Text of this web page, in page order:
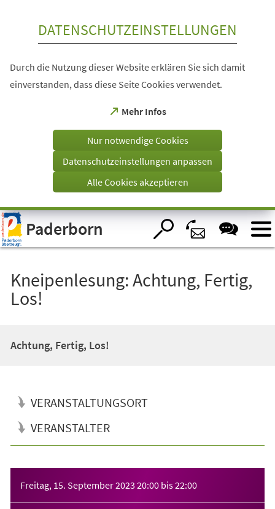
Visuelle
Assistenzsoftware
öffnen.
DATENSCHUTZEINSTELLUNGEN
Durch die Nutzung dieser Website erklären Sie sich damit
einverstanden, dass diese Seite Cookies verwendet.
Mehr Infos
(Öffnet
einem
Tab)
Nur notwendige Cookies
Datenschutzeinstellungen anpassen
Alle Cookies akzeptieren
Paderborn
Kneipenlesung: Achtung, Fertig,
Los!
Achtung, Fertig, Los!
VERANSTALTUNGSORT
VERANSTALTER
Freitag, 15. September 2023 20:00 bis22:00